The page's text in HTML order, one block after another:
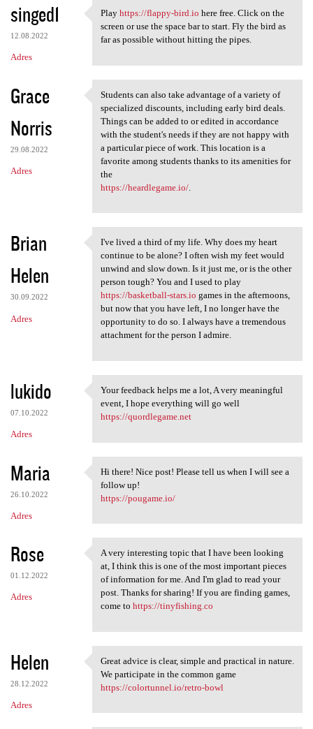
singed1
12.08.2022
Adres
Play https://flappy-bird.io
Play https://flappy-bird.io here free. Click on the
screen or use the space bar to start. Fly the bird as
far as possible without hitting the pipes.
Grace
Norris
29.08.2022
Adres
Students can also take
Students can also take advantage of a variety of
specialized discounts, including early bird deals.
Things can be added to or edited in accordance
with the student's needs if they are not happy with
a particular piece of work. This location is a
favorite among students thanks to its amenities for
the
https://heardlegame.io/.
Brian
Helen
30.09.2022
Adres
I've lived a third of my life
I've lived a third of my life. Why does my heart
continue to be alone? I often wish my feet would
unwind and slow down. Is it just me, or is the other
person tough? You and I used to play
https://basketball-stars.io games in the afternoons,
but now that you have left, I no longer have the
opportunity to do so. I always have a tremendous
attachment for the person I admire.
lukido
07.10.2022
Adres
Your feedback helps me a lot,
Your feedback helps me a lot, A very meaningful
event, I hope everything will go well
https://quordlegame.net
Maria
26.10.2022
Adres
Hi there! Nice post! Please
Hi there! Nice post! Please tell us when I will see a
follow up!
https://pougame.io/
Rose
01.12.2022
Adres
A very interesting topic that
A very interesting topic that I have been looking
at, I think this is one of the most important pieces
of information for me. And I'm glad to read your
post. Thanks for sharing! If you are finding games,
come to https://tinyfishing.co
Helen
28.12.2022
Adres
Great advice is clear, simple
Great advice is clear, simple and practical in nature.
We participate in the common game
https://colortunnel.io/retro-bowl